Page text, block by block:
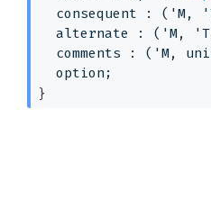
consequent : ( 'M ,
alternate : ( 'M , 'T
comments : ( 'M ,
option ;
}